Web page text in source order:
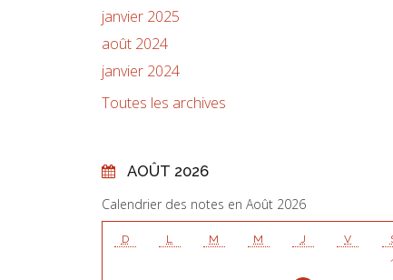
janvier 2025
août 2024
janvier 2024
Toutes les archives
AOÛT 2026
Calendrier des notes en Août 2026
D L M M J V
1